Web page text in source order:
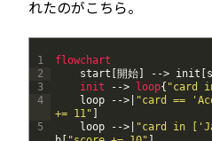
れたのがこちら。
1
2
3
4
5
flowchart
start
開始 --> init
init
--> loop{ "card
loop
--> "card ==
+= 11"
loop
--> "card in